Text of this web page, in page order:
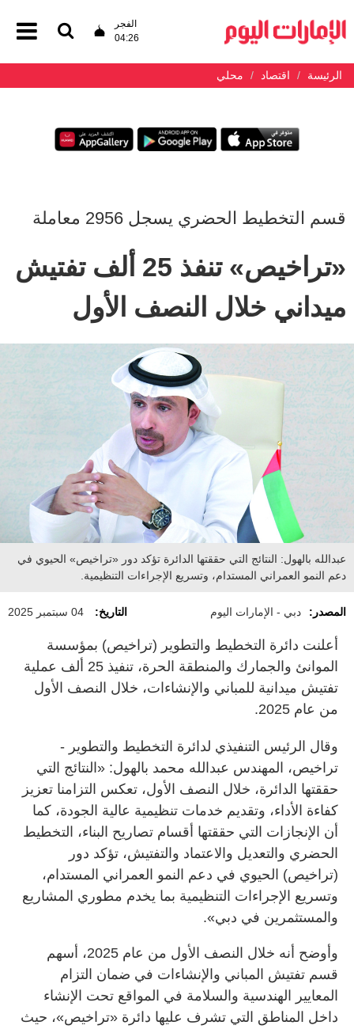
الفجر
04:26
الرئيسة اقتصاد محلي
قسم التخطيط الحضري يسجل 2956 معاملة
«تراخيص» تنفذ 25 ألف تفتيش
ميداني خلال النصف الأول
عبدالله بالهول: النتائج التي حققتها الدائرة تؤكد دور «تراخيص» الحيوي في
دعم النمو العمراني المستدام، وتسريع الإجراءات التنظيمية.
المصدر: دبي - الإمارات اليوم التاريخ: 04 سبتمبر 2025
أعلنت دائرة التخطيط والتطوير (تراخيص) بمؤسسة
الموانئ والجمارك والمنطقة الحرة، تنفيذ 25 ألف عملية
تفتيش ميدانية للمباني والإنشاءات، خلال النصف الأول
من عام 2025.
وقال الرئيس التنفيذي لدائرة التخطيط والتطوير -
تراخيص، المهندس عبدالله محمد بالهول: «النتائج التي
حققتها الدائرة، خلال النصف الأول، تعكس التزامنا تعزيز
كفاءة الأداء، وتقديم خدمات تنظيمية عالية الجودة، كما
أن الإنجازات التي حققتها أقسام تصاريح البناء، التخطيط
الحضري والتعديل والاعتماد والتفتيش، تؤكد دور
(تراخيص) الحيوي في دعم النمو العمراني المستدام،
وتسريع الإجراءات التنظيمية بما يخدم مطوري المشاريع
والمستثمرين في دبي».
وأوضح أنه خلال النصف الأول من عام 2025، أسهم
قسم تفتيش المباني والإنشاءات في ضمان التزام
المعايير الهندسية والسلامة في المواقع تحت الإنشاء
داخل المناطق التي تشرف عليها دائرة «تراخيص»، حيث